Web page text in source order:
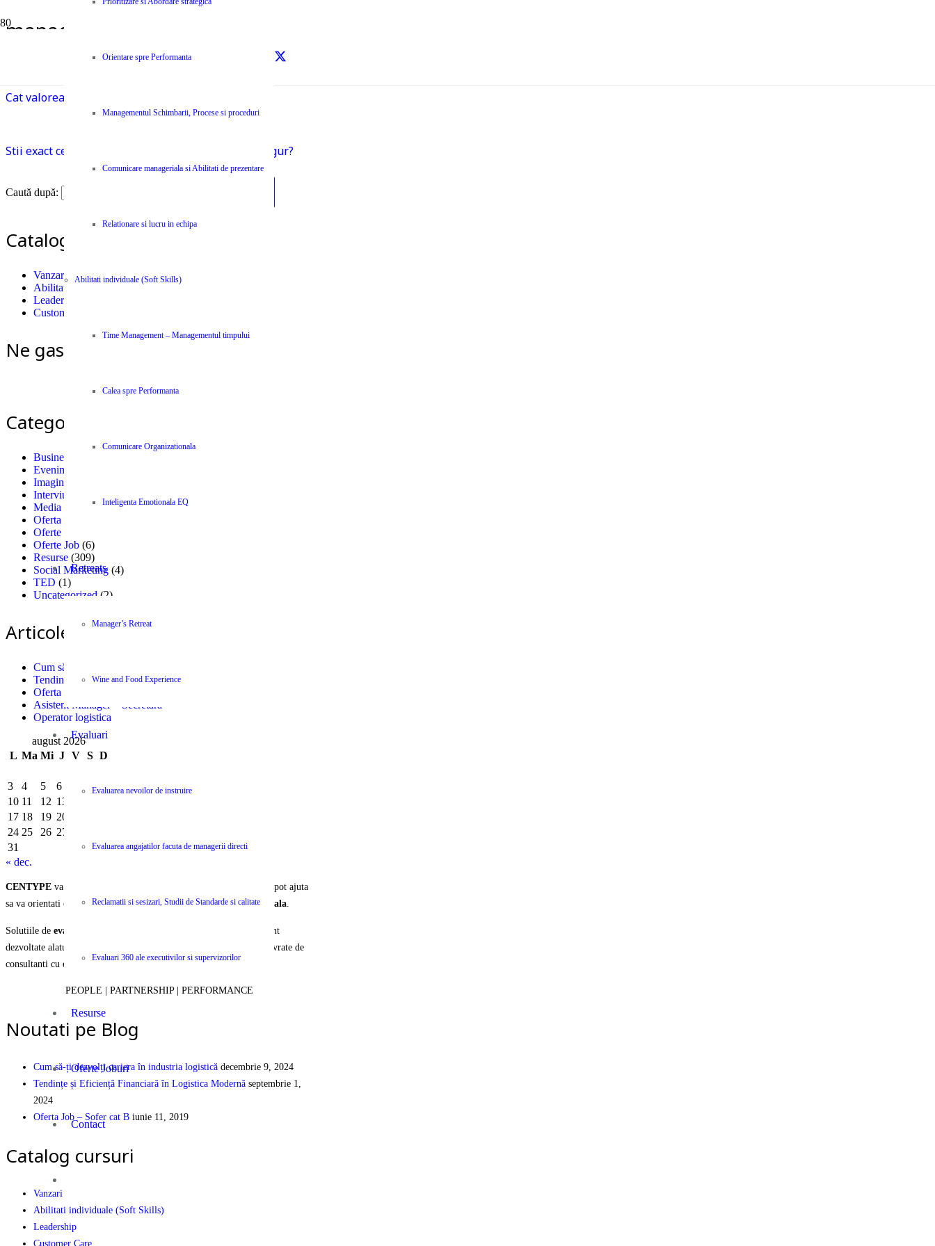
Orientare spre Performanta
Managementul Schimbarii, Procese si proceduri
Comunicare manageriala si Abilitati de prezentare
Relationare si lucru in echipa
Abilitati individuale (Soft Skills)
Time Management – Managementul timpului
Calea spre Performanta
Comunicare Organizationala
Inteligenta Emotionala EQ
Retreats
Manager’s Retreat
Wine and Food Experience
Evaluari
Evaluarea nevoilor de instruire
Evaluarea angajatilor facuta de managerii directi
Reclamatii si sesizari, Studii de Standarde si calitate
Evaluari 360 ale executivilor si supervizorilor
Resurse
Oferte Joburi
Contact
manageri
Cat valoreaza cu adevarat titulatura job-ului tau?
Stii exact ce isi doreste Clientul tau? Esti absolut sigur?
Caută după:
Catalog Cursuri si Seminarii
Vanzari
Abilitati individuale (Soft Skills)
Leadership
Customer Care
Ne gasiti si pe Facebook
Categorii
Business News Centype
Evenimente
Imagini si Citate
Interviu
Media & PR
(11)
Oferta Job saloane
Oferte
Oferte Job (6)
Resurse (309)
Social Marketing (4)
TED (1)
Uncategorized (2)
Articole recente
Cum să-ți dezvolți cariera în industria logistică
Tendințe și Eficiență Financiară în Logistica Modernă
Oferta Job – Sofer cat B
Asistent Manager – Secretara
Operator logistica
august 2026
L Ma Mi J V S D
3
4 5 6
10 11 12 13
17 18 19 20
24 25 26 27
31
« dec.
CENTYPE va pune la dispozitie o selectie unica de servicii care va pot ajuta
sa va orientati organizatia si echipa spreperformanta organizationala.
Solutiile de evaluare, instruire, ajustare si operare
a activitatii sunt
dezvoltate alaturi de parteneri internationali recunoscuti si va sunt livrate de
consultanti cu experienta si expertiza certificata.
PEOPLE | PARTNERSHIP | PERFORMANCE
Noutati pe Blog
Cum să-ți dezvolți cariera în industria logistică decembrie 9, 2024
Tendințe și Eficiență Financiară în Logistica Modernă septembrie 1,
2024
Oferta Job – Sofer cat B iunie 11, 2019
Catalog cursuri
Vanzari
Abilitati individuale (Soft Skills)
Leadership
Customer Care